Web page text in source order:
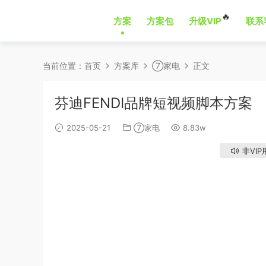
方案 方案包 升级VIP🔥 联系
当前位置： 首页 方案库 ⑦家电 正文
芬迪FENDI品牌短视频脚本方案
2025-05-21 ⑦家电 8.83w
非VIP